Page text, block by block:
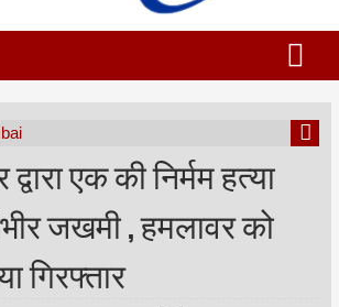
एक की निर्मम हत्या
जखमी , हमलावर को
गिरफ्तार